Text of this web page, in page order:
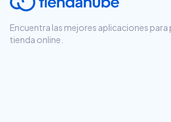
Encuentra las mejores aplicaciones
tienda online.